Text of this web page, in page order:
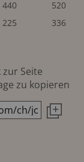
440
520
225 336
Seite
zu kopieren